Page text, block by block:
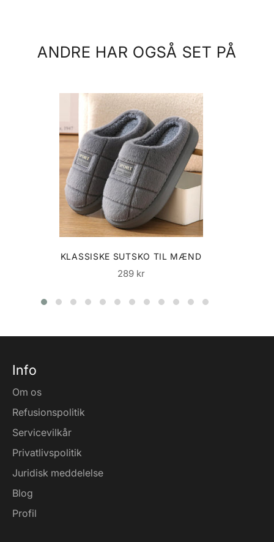
ANDRE HAR OGSÅ SET PÅ
KLASSISKE SUTSKO TIL MÆND
Normalpris
289 kr
Info
Om os
Refusionspolitik
Servicevilkår
Privatlivspolitik
Juridisk meddelelse
Blog
Profil